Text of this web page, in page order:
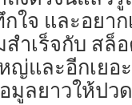
ใจ และอยา
ำเร็จกับ สล็
ญ่และอีกเยอ
มูลยาวให้ป